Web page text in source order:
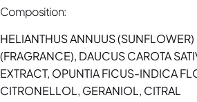
Composition:
HELIANTHUS ANNUUS (SUNFLOWER)
(FRAGRANCE), DAUCUS CAROTA
EXTRACT, OPUNTIA FICUS-INDICA
CITRONELLOL, GERANIOL, CITRAL